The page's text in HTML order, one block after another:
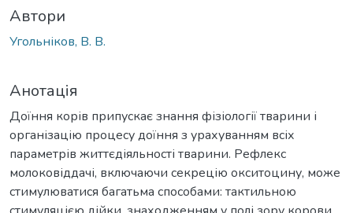
Автори
Угольніков, В. В.
Анотація
Доїння корів припускає знання фізіології тварини і
організацію процесу доїння з урахуванням всіх
параметрів життєдіяльності тварини. Рефлекс
молоковіддачі, включаючи секрецію окситоцину, може
стимулюватися багатьма способами: тактильною